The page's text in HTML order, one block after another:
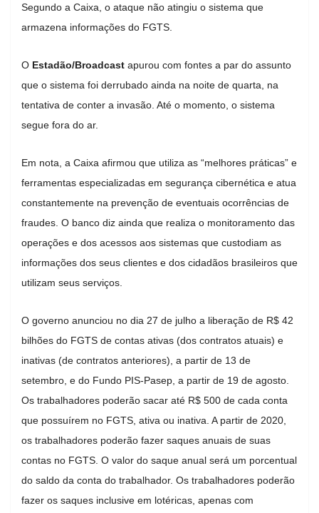
Segundo a Caixa, o ataque não atingiu o sistema que
armazena informações do FGTS.
O Estadão/Broadcast apurou com fontes a par do assunto
que o sistema foi derrubado ainda na noite de quarta, na
tentativa de conter a invasão. Até o momento, o sistema
segue fora do ar.
Em nota, a Caixa afirmou que utiliza as “melhores práticas” e
ferramentas especializadas em segurança cibernética e atua
constantemente na prevenção de eventuais ocorrências de
fraudes. O banco diz ainda que realiza o monitoramento das
operações e dos acessos aos sistemas que custodiam as
informações dos seus clientes e dos cidadãos brasileiros que
utilizam seus serviços.
O governo anunciou no dia 27 de julho a liberação de R$ 42
bilhões do FGTS de contas ativas (dos contratos atuais) e
inativas (de contratos anteriores), a partir de 13 de
setembro, e do Fundo PIS-Pasep, a partir de 19 de agosto.
Os trabalhadores poderão sacar até R$ 500 de cada conta
que possuírem no FGTS, ativa ou inativa. A partir de 2020,
os trabalhadores poderão fazer saques anuais de suas
contas no FGTS. O valor do saque anual será um porcentual
do saldo da conta do trabalhador. Os trabalhadores poderão
fazer os saques inclusive em lotéricas, apenas com